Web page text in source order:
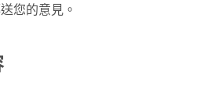
您的意見。